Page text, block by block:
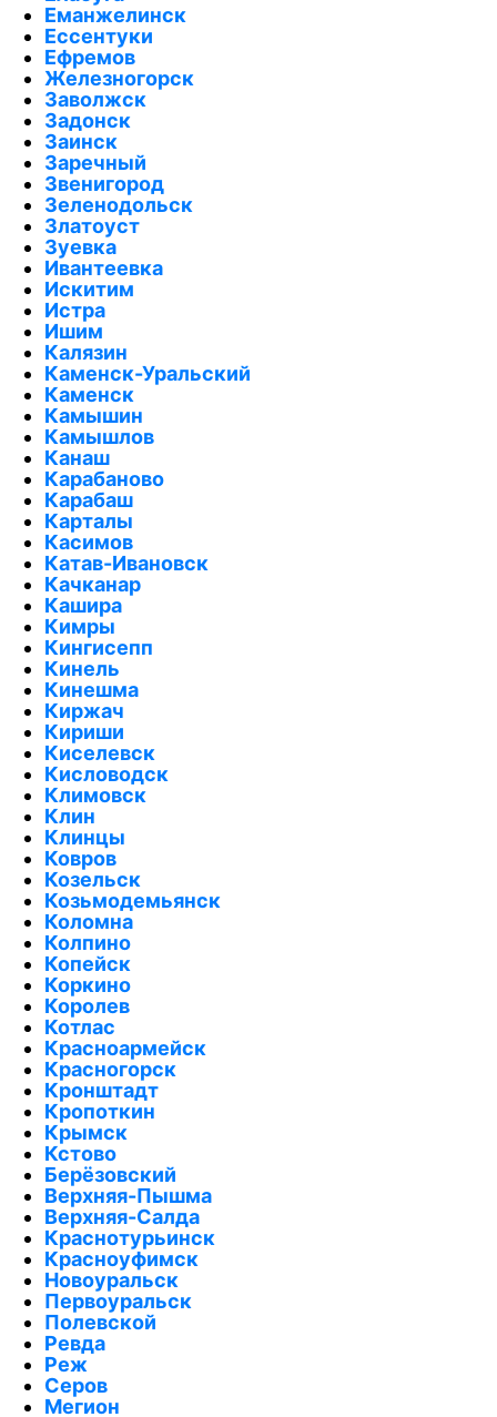
Еманжелинск
Ессентуки
Ефремов
Железногорск
Заволжск
Задонск
Заинск
Заречный
Звенигород
Зеленодольск
Златоуст
Зуевка
Ивантеевка
Искитим
Истра
Ишим
Калязин
Каменск-Уральский
Каменск
Камышин
Камышлов
Канаш
Карабаново
Карабаш
Карталы
Касимов
Катав-Ивановск
Качканар
Кашира
Кимры
Кингисепп
Кинель
Кинешма
Киржач
Кириши
Киселевск
Кисловодск
Климовск
Клин
Клинцы
Ковров
Козельск
Козьмодемьянск
Коломна
Колпино
Копейск
Коркино
Королев
Котлас
Красноармейск
Красногорск
Кронштадт
Кропоткин
Крымск
Кстово
Берёзовский
Верхняя-Пышма
Верхняя-Салда
Краснотурьинск
Красноуфимск
Новоуральск
Первоуральск
Полевской
Ревда
Реж
Серов
Мегион